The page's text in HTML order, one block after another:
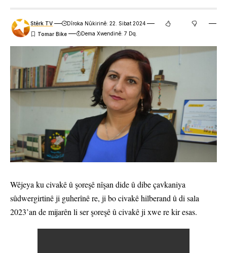
Stêrk TV
Dîroka Nûkirinê: 22. Sibat 2024
Dema Xwendinê: 7 Dq.
Wêjeya ku civakê û şoreşê nîşan dide û dibe çavkaniya
sûdwergirtinê ji guherînê re, ji bo civakê hilberand û di sala
2023’an de mijarên li ser şoreşê û civakê ji xwe re kir esas.